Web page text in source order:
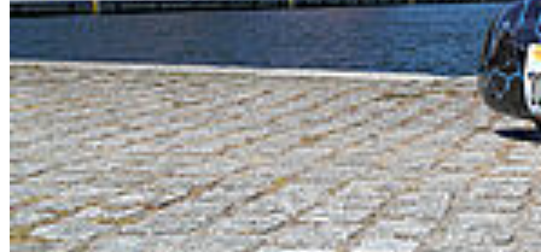
Sie entscheiden, für welches Unternehmen bzw.
Stellenangebote sie ihr Profil freigeben.
Erst dann nimmt das Unternehmen den Kontakt zu ihnen auf.
„KÜSTENMATCH kehrt den Bewerbungsprozess um – Wir
machen aus dem „Suchen“ ein Gefunden werden“, erklärt Tanja
Sonntag, „das passt besser in die Zeit, besser zur neuen Generation
und kann so helfen, dem Fachkräftebedarf adäquat und nicht
verzweifelt zu begegnen. Wir wollen nichts „an den Mann/die Frau
bringen“, sondern Studierenden und Unternehmen zu glücklichen
Matches verhelfen, die Zukunft haben“.